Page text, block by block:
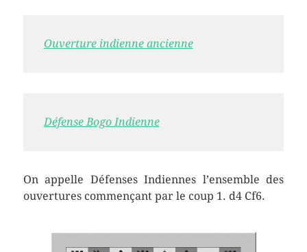
Ouverture indienne ancienne
Défense Bogo Indienne
On appelle Défenses Indiennes l’ensemble des
ouvertures commençant par le coup 1. d4 Cf6.